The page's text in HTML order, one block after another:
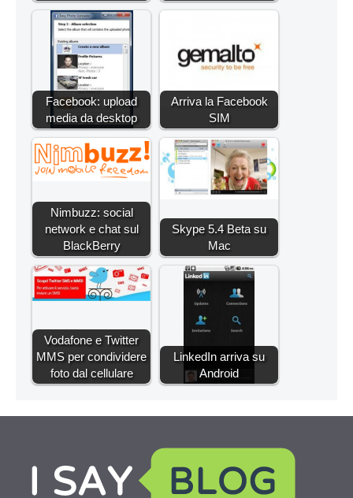
Facebook: upload
media da desktop
Arriva la Facebook
SIM
Nimbuzz: social
network e chat sul
BlackBerry
Skype 5.4 Beta su
Mac
Vodafone e Twitter
MMS per condividere
foto dal cellulare
LinkedIn arriva su
Android